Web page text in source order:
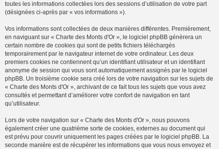
toutes les informations collectées lors des sessions d’utilisation de votre part
(désignées ci-après par « vos informations »).
Vos informations sont collectées de deux manières différentes. Premièrement,
en naviguant sur « Charte des Monts d'Or », le logiciel phpBB génèrera un
certain nombre de cookies qui sont de petits fichiers téléchargés
temporairement par le navigateur internet de votre ordinateur. Les deux
premiers cookies ne contiennent qu’un identifiant utilisateur et un identifiant
anonyme de session qui vous sont automatiquement assignés par le logiciel
phpBB. Un troisième cookie sera créé lors de votre navigation sur les sujets de
« Charte des Monts d'Or », archivant de ce fait tous les sujets que vous avez
consultés et permettant d’améliorer votre confort de navigation en tant
qu’utilisateur.
Lors de votre navigation sur « Charte des Monts d'Or », nous pouvons
également créer une quatrième sorte de cookies, externes au document qui
est prévu pour couvrir uniquement les pages créées par le logiciel phpBB. La
seconde manière est de récupérer les informations que vous nous envoyez et